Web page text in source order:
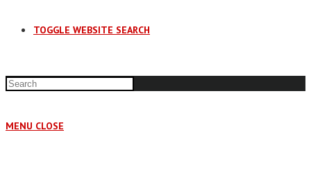
TOGGLE WEBSITE SEARCH
MENU CLOSE